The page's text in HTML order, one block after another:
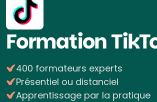
Formation
400 formateurs experts
Présentiel ou distanciel
Apprentissage par la pratique